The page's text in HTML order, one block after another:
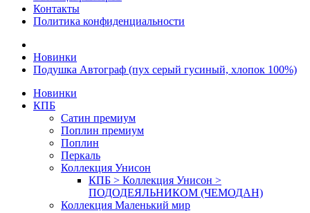
Контакты
Политика конфиденциальности
Новинки
Подушка Автограф (пух серый гусиный, хлопок 100%)
Новинки
КПБ
Сатин премиум
Поплин премиум
Поплин
Перкаль
Коллекция Унисон
КПБ > Коллекция Унисон >
ПОДОДЕЯЛЬНИКОМ (ЧЕМОДАН)
Коллекция Маленький мир